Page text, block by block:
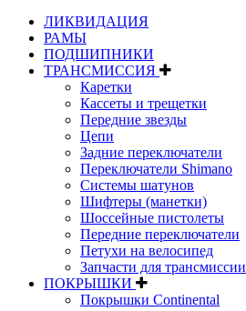
ЛИКВИДАЦИЯ
РАМЫ
ПОДШИПНИКИ
ТРАНСМИССИЯ
Каретки
Кассеты и трещетки
Передние звезды
Цепи
Задние переключатели
Переключатели Shimano
Системы шатунов
Шифтеры (манетки)
Шоссейные пистолеты
Передние переключатели
Петухи на велосипед
Запчасти для трансмиссии
ПОКРЫШКИ
Покрышки Continental